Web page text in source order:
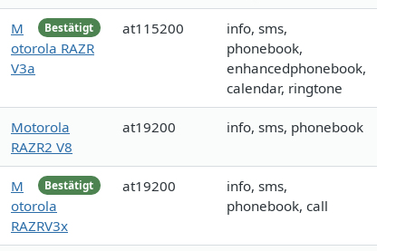
Bestätigt
M
otorola RAZR
V3a
at115200
info, sms,
phonebook,
enhancedphonebook,
calendar, ringtone
Motorola
RAZR2 V8
at19200 info, sms, phonebook
Bestätigt
M
otorola
RAZRV3x
at19200
info, sms,
phonebook, call